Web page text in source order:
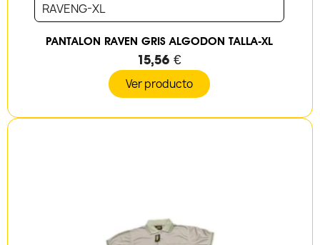
RAVENG-XL
PANTALON RAVEN GRIS ALGODON TALLA-XL
15,56 €
Ver producto